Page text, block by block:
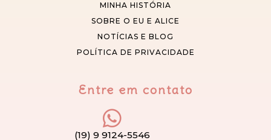
MINHA HISTÓRIA
SOBRE O EU E ALICE
NOTÍCIAS E BLOG
POLÍTICA DE PRIVACIDADE
Entre em contato
(19) 9 9124-5546